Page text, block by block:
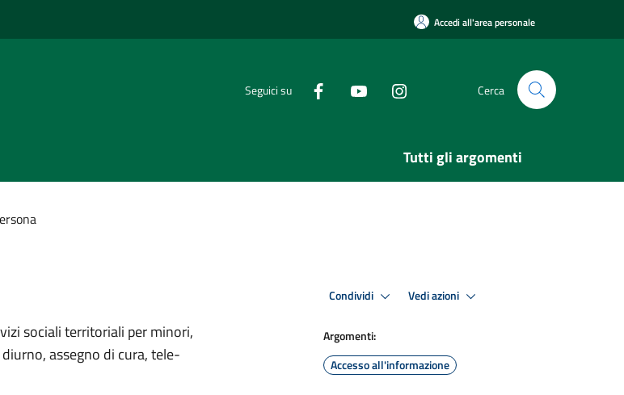
Accedi all'area personale
Seguici su Cerca
Tutti gli argomenti
sociali territoriali per minori,
assegno di cura, tele-
Condividi Vedi azioni
Argomenti:
Accesso all'informazione